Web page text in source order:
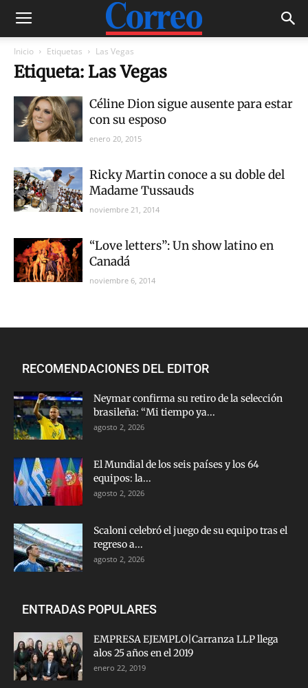
Inicio Etiquetas Las Vegas
Etiqueta: Las Vegas
Céline Dion sigue ausente para estar
con su esposo
enero 20, 2015
Ricky Martin conoce a su doble del
Madame Tussauds
noviembre 21, 2014
“Love letters”: Un show latino en
Canadá
noviembre 6, 2014
RECOMENDACIONES DEL EDITOR
Neymar confirma su retiro de la selección
brasileña: “Mi tiempo ya...
agosto 2, 2026
El Mundial de los seis países y los 64
equipos: la...
agosto 2, 2026
Scaloni celebró el juego de su equipo tras el
regreso a...
agosto 2, 2026
ENTRADAS POPULARES
EMPRESA EJEMPLO|Carranza LLP llega
alos 25 años en el 2019
enero 22, 2019